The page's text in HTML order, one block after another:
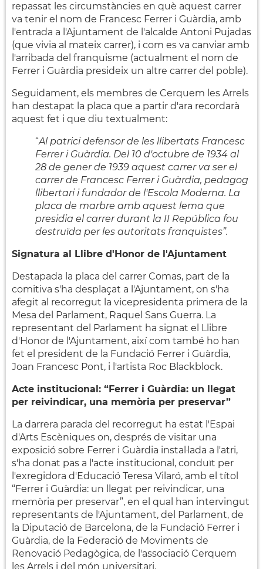
repassat les circumstàncies en què aquest carrer
va tenir el nom de Francesc Ferrer i Guàrdia, amb
l'entrada a l'Ajuntament de l'alcalde Antoni Pujadas
(que vivia al mateix carrer), i com es va canviar amb
l'arribada del franquisme (actualment el nom de
Ferrer i Guàrdia presideix un altre carrer del poble).
Seguidament, els membres de Cerquem les Arrels
han destapat la placa que a partir d'ara recordarà
aquest fet i que diu textualment:
“Al patrici defensor de les llibertats Francesc
Ferrer i Guàrdia. Del 10 d'octubre de 1934 al
28 de gener de 1939 aquest carrer va ser el
carrer de Francesc Ferrer i Guàrdia, pedagog
llibertari i fundador de l'Escola Moderna. La
placa de marbre amb aquest lema que
presidia el carrer durant la II República fou
destruïda per les autoritats franquistes”.
Signatura al Llibre d'Honor de l'Ajuntament
Destapada la placa del carrer Comas, part de la
comitiva s'ha desplaçat a l'Ajuntament, on s'ha
afegit al recorregut la vicepresidenta primera de la
Mesa del Parlament, Raquel Sans Guerra. La
representant del Parlament ha signat el Llibre
d'Honor de l'Ajuntament, així com també ho han
fet el president de la Fundació Ferrer i Guàrdia,
Joan Francesc Pont, i l'artista Roc Blackblock.
Acte institucional: “Ferrer i Guàrdia: un llegat
per reivindicar, una memòria per preservar”
La darrera parada del recorregut ha estat l'Espai
d'Arts Escèniques on, després de visitar una
exposició sobre Ferrer i Guàrdia instal·lada a l'atri,
s'ha donat pas a l'acte institucional, conduït per
l'exregidora d'Educació Teresa Vilaró, amb el títol
“Ferrer i Guàrdia: un llegat per reivindicar, una
memòria per preservar”, en el qual han intervingut
representants de l'Ajuntament, del Parlament, de
la Diputació de Barcelona, de la Fundació Ferrer i
Guàrdia, de la Federació de Moviments de
Renovació Pedagògica, de l'associació Cerquem
les Arrels i del món universitari.